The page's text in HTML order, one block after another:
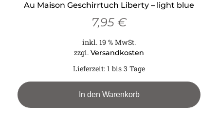
Au Maison Geschirrtuch Liberty – light blue
7,95 €
inkl. 19 % MwSt.
zzgl. Versandkosten
Lieferzeit: 1 bis 3 Tage
In den Warenkorb